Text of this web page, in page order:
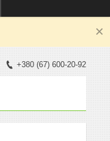
+380 (67) 600-20-92